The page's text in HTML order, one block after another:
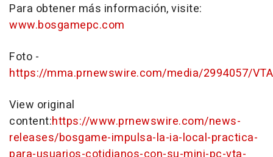
Para obtener más información, visite:
www.bosgamepc.com
Foto -
https://mma.prnewswire.com/media/2994057/
View original
content:https://www.prnewswire.com/news-
releases/bosgame-impulsa-la-ia-local-practica-